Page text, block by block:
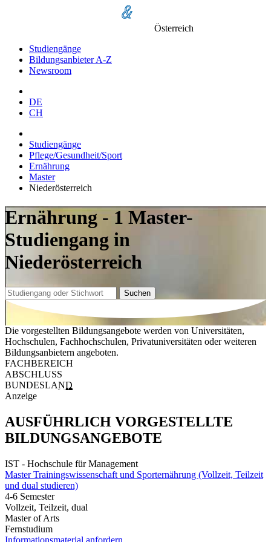
Österreich
Studiengänge
Bildungsanbieter A-Z
Newsroom
DE
CH
Studiengänge
Pflege/Gesundheit/Sport
Ernährung
Master
Niederösterreich
Ernährung - 1 Master-
Studiengang in
Niederösterreich
Suchen
Die vorgestellten Bildungsangebote werden von Universitäten,
Hochschulen, Fachhochschulen, Privatuniversitäten oder weiteren
Bildungsanbietern angeboten.
FACHBEREICH
ABSCHLUSS
BUNDESLAND
Anzeige
AUSFÜHRLICH VORGESTELLTE
BILDUNGSANGEBOTE
IST - Hochschule für Management
Master Trainingswissenschaft und Sporternährung (Vollzeit, Teilzeit
und dual studieren)
4-6 Semester
Vollzeit, Teilzeit, dual
Master of Arts
Fernstudium
Informationsmaterial anfordern